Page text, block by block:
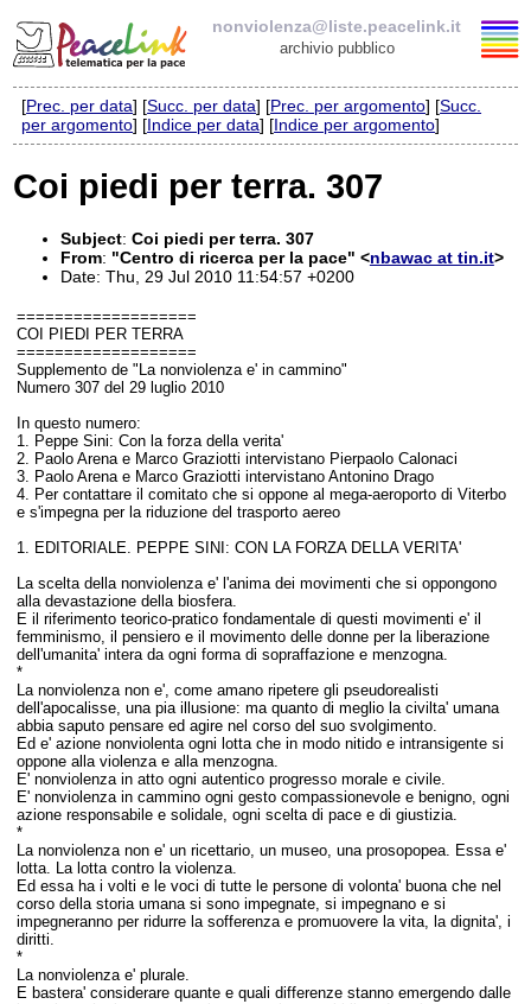
nonviolenza@liste.peacelink.it
archivio pubblico
Elenco delle liste
Informativa sulla privacy
Richieste di rimozione
[Prec. per data] [Succ. per data] [Prec. per argomento] [Succ.
per argomento] [Indice per data] [Indice per argomento]
Coi piedi per terra. 307
Subject: Coi piedi per terra. 307
From: "Centro di ricerca per la pace" <nbawac at tin.it>
Date: Thu, 29 Jul 2010 11:54:57 +0200
===================
COI PIEDI PER TERRA
===================
Supplemento de "La nonviolenza e' in cammino"
Numero 307 del 29 luglio 2010
In questo numero:
1. Peppe Sini: Con la forza della verita'
2. Paolo Arena e Marco Graziotti intervistano Pierpaolo Calonaci
3. Paolo Arena e Marco Graziotti intervistano Antonino Drago
4. Per contattare il comitato che si oppone al mega-aeroporto di Viterbo
e s'impegna per la riduzione del trasporto aereo
1. EDITORIALE. PEPPE SINI: CON LA FORZA DELLA VERITA'
La scelta della nonviolenza e' l'anima dei movimenti che si oppongono
alla devastazione della biosfera.
E il riferimento teorico-pratico fondamentale di questi movimenti e' il
femminismo, il pensiero e il movimento delle donne per la liberazione
dell'umanita' intera da ogni forma di sopraffazione e menzogna.
*
La nonviolenza non e', come amano ripetere gli pseudorealisti
dell'apocalisse, una pia illusione: ma quanto di meglio la civilta' umana
abbia saputo pensare ed agire nel corso del suo svolgimento.
Ed e' azione nonviolenta ogni lotta che in modo nitido e intransigente si
oppone alla violenza e alla menzogna.
E' nonviolenza in atto ogni autentico progresso morale e civile.
E' nonviolenza in cammino ogni gesto compassionevole e benigno, ogni
azione responsabile e solidale, ogni scelta di pace e di giustizia.
*
La nonviolenza non e' un ricettario, un museo, una prosopopea. Essa e'
lotta. La lotta contro la violenza.
Ed essa ha i volti e le voci di tutte le persone di volonta' buona che nel
corso della storia umana si sono impegnate, si impegnano e si
impegneranno per ridurre la sofferenza e promuovere la vita, la dignita', i
diritti.
*
La nonviolenza e' plurale.
E bastera' considerare quante e quali differenze stanno emergendo dalle